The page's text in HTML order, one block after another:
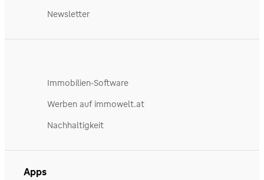
Newsletter
Immobilien-Software
Werben auf immowelt.at
Nachhaltigkeit
Apps